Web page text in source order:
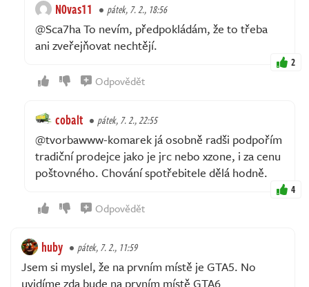
N0vas11 pátek, 7. 2., 18:56
@Sca7ha To nevím, předpokládám, že to třeba
ani zveřejňovat nechtějí.
2
Odpovědět
cobalt pátek, 7. 2., 22:55
@tvorbawww-komarek já osobně radši podpořím
tradiční prodejce jako je jrc nebo xzone, i za cenu
poštovného. Chování spotřebitele dělá hodně.
4
Odpovědět
huby pátek, 7. 2., 11:59
Jsem si myslel, že na prvním místě je GTA5. No
uvidíme zda bude na prvním místě GTA6